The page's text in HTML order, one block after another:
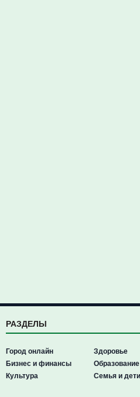
РАЗДЕЛЫ
Город онлайн
Бизнес и финансы
Культура
Здоровье
Образование
Семья и дети